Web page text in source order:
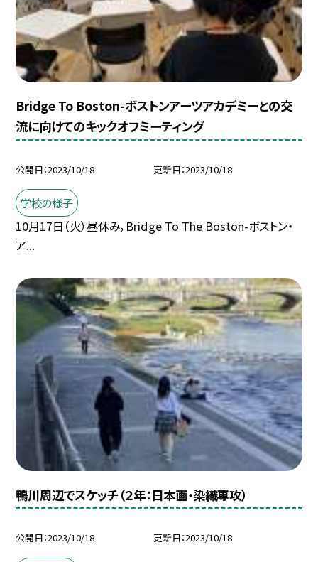
Bridge To Boston-ボストンアーツアカデミーとの交
流に向けてのキックオフミーティング
公開日 2023/10/18 更新日 2023/10/18
学校の様子
10月17日（火）昼休み，Bridge To The Boston-ボストン・
ア...
鴨川周辺でスケッチ（２年：日本画・染織専攻）
公開日 2023/10/18 更新日 2023/10/18